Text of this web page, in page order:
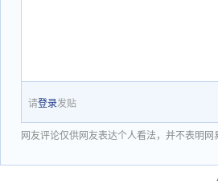
请登录发贴
网友评论仅供网友表达个人看法，并不表明